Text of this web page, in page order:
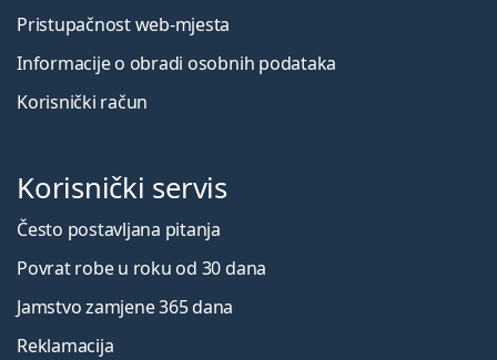
Pristupačnost web-mjesta
Informacije o obradi osobnih podataka
Korisnički račun
Korisnički servis
Često postavljana pitanja
Povrat robe u roku od 30 dana
Jamstvo zamjene 365 dana
Reklamacija